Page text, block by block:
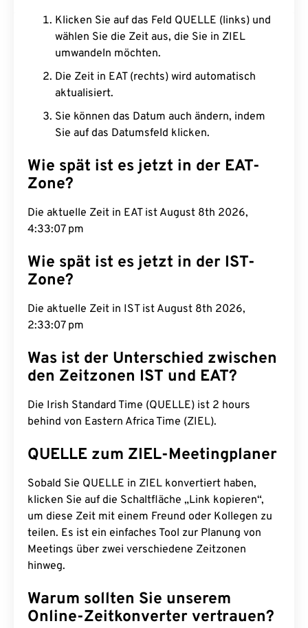
Klicken Sie auf das Feld QUELLE (links) und
wählen Sie die Zeit aus, die Sie in ZIEL
umwandeln möchten.
Die Zeit in EAT (rechts) wird automatisch
aktualisiert.
Sie können das Datum auch ändern, indem
Sie auf das Datumsfeld klicken.
Wie spät ist es jetzt in der EAT-
Zone?
Die aktuelle Zeit in EAT ist August 8th 2026,
4:33:08 pm
Wie spät ist es jetzt in der IST-
Zone?
Die aktuelle Zeit in IST ist August 8th 2026,
2:33:08 pm
Was ist der Unterschied zwischen
den Zeitzonen IST und EAT?
Die Irish Standard Time (QUELLE) ist 2 hours
behind von Eastern Africa Time (ZIEL).
QUELLE zum ZIEL-Meetingplaner
Sobald Sie QUELLE in ZIEL konvertiert haben,
klicken Sie auf die Schaltfläche „Link kopieren“,
um diese Zeit mit einem Freund oder Kollegen zu
teilen. Es ist ein einfaches Tool zur Planung von
Meetings über zwei verschiedene Zeitzonen
hinweg.
Warum sollten Sie unserem
Online-Zeitkonverter vertrauen?